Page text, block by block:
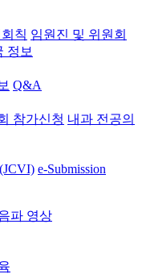
칙 임원진 및 위원회
정보
Q&A
참가신청 내과 전공의
e-Submission
파 영상